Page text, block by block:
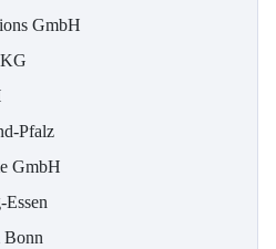
GmbH
Pfalz
GmbH
Bonn